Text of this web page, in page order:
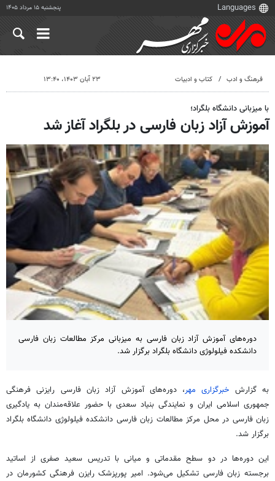
پنجشنبه ۱۵ مرداد ۱۴۰۵
فرهنگ و ادب کتاب و ادبیات ۲۳ آبان ۱۴۰۳، ۱۳:۴۰
با میزبانی دانشگاه بلگراد؛
آموزش آزاد زبان فارسی در بلگراد آغاز شد
دوره‌های آموزش آزاد زبان فارسی به میزبانی مرکز مطالعات زبان فارسی
دانشکده فیلولوژی دانشگاه بلگراد برگزار شد.
به گزارش خبرگزاری مهر، دوره‌های آموزش آزاد زبان فارسی رایزنی فرهنگی
جمهوری اسلامی ایران و نمایندگی بنیاد سعدی با حضور علاقه‌مندان به یادگیری
زبان فارسی در محل مرکز مطالعات زبان فارسی دانشکده فیلولوژی دانشگاه بلگراد
برگزار شد.
این دوره‌ها در دو سطح مقدماتی و میانی با تدریس سعید صفری از اساتید
برجسته زبان فارسی تشکیل می‌شود. امیر پورپزشک رایزن فرهنگی کشورمان در